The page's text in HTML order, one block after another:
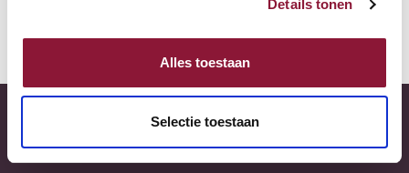
Details tonen
Alles toestaan
Selectie toestaan